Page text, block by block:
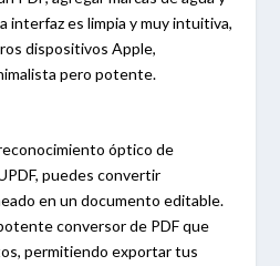
interfaz es limpia y muy intuitiva,
dispositivos Apple,
pero potente.
óptico de
puedes convertir
en un documento editable.
conversor de PDF que
permitiendo exportar tus